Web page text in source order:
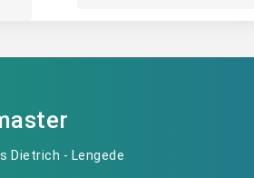
Dietrich - Lengede